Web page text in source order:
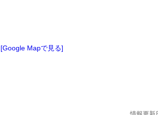
[Google Mapで見る]